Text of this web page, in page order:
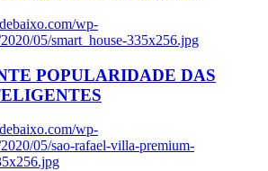
wp-
05/smart_house-335x256.jpg
POPULARIDADE DAS
wp-
05/sao-rafael-villa-premium-